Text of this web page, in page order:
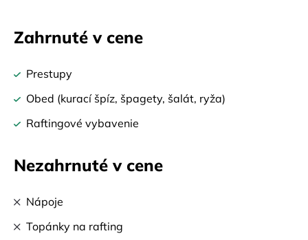
Zahrnuté v cene
Prestupy
Obed (kurací špíz, špagety, šalát, ryža)
Raftingové vybavenie
Nezahrnuté v cene
Nápoje
Topánky na rafting